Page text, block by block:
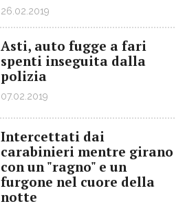
26.02.2019
Asti, auto fugge a fari
spenti inseguita dalla
polizia
07.02.2019
Intercettati dai
carabinieri mentre girano
con un "ragno" e un
furgone nel cuore della
notte